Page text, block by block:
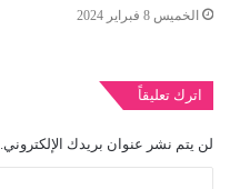
الخميس 8 فبراير 2024
اترك تعليقاً
لن يتم نشر عنوان بريدك الإلكتروني.